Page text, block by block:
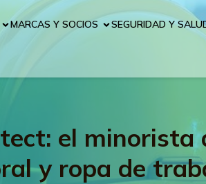
MARCAS Y SOCIOS SEGURIDAD Y
el minorista
y ropa de